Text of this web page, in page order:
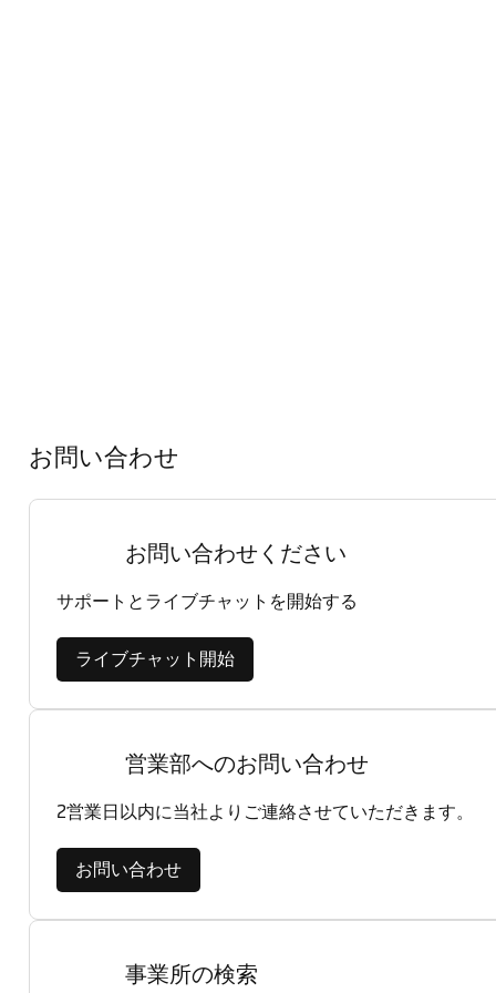
お問い合わせ
お問い合わせください
サポートとライブチャットを開始する
ライブチャット開始
営業部へのお問い合わせ
2営業日以内に当社よりご連絡させていただきます。
お問い合わせ
事業所の検索